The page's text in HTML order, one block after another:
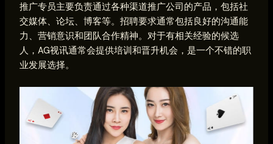
推广专员主要负责通过各种渠道推广公司的产品，包括社
交媒体、论坛、博客等。招聘要求通常包括良好的沟通能
力、营销意识和团队合作精神。对于有相关经验的候选
人，AG视讯通常会提供培训和晋升机会，是一个不错的职
业发展选择。